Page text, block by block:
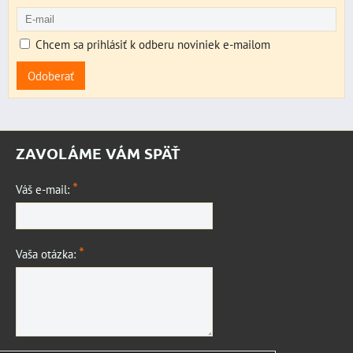
Chcem sa prihlásiť k odberu noviniek e-mailom
Odoberať
ZAVOLÁME VÁM SPÄŤ
Váš e-mail: *
Vaša otázka: *